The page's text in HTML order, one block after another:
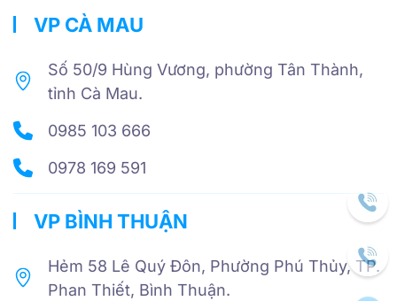
VP CÀ MAU
Số 50/9 Hùng Vương, phường Tân Thành,
tỉnh Cà Mau.
0985 103 666
0978 169 591
VP BÌNH THUẬN
Hẻm 58 Lê Quý Đôn, Phường Phú Thủy, TP.
Phan Thiết, Bình Thuận.